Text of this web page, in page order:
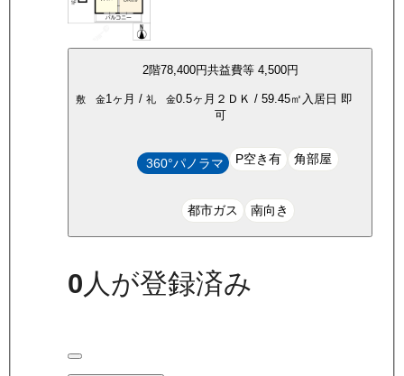
2階78,400円共益費等 4,500円
敷 金1ヶ月 / 礼 金0.5ヶ月 ２ＤＫ / 59.45㎡ 入居日 即
可
360°パノラマ P空き有 角部屋
都市ガス 南向き
0 人が登録済み